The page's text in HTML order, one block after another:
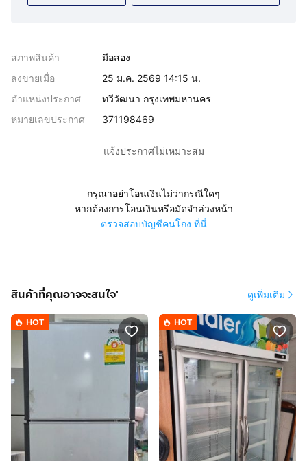
สภาพสินค้า
มือสอง
ลงขายเมื่อ
25 ม.ค. 2569 14:15 น.
ตำแหน่งประกาศ
ทวีวัฒนา กรุงเทพมหานคร
หมายเลขประกาศ
371198469
แจ้งประกาศไม่เหมาะสม
กรุณาอย่าโอนเงินไม่ว่ากรณีใดๆ
หากต้องการโอนเงินหรือมัดจำล่วงหน้า
ตรวจสอบบัญชีคนโกง ที่นี่
สินค้าที่คุณอาจจะสนใจ' ดูเพิ่มเติม
HOT HOT